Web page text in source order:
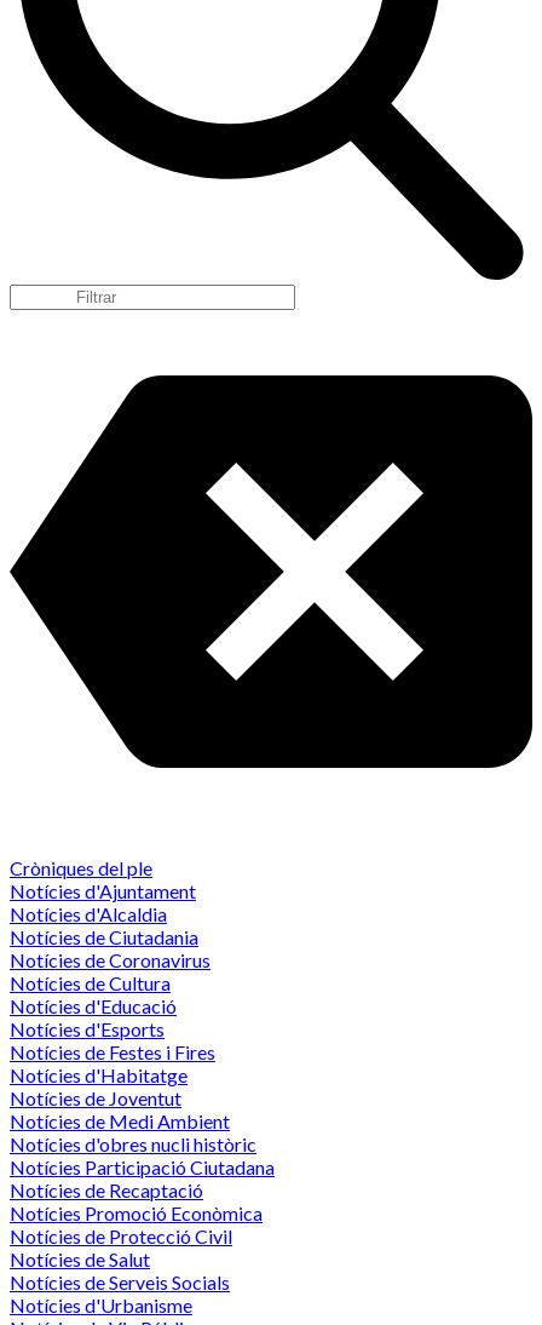
Cròniques del ple
Notícies d'Ajuntament
Notícies d'Alcaldia
Notícies de Ciutadania
Notícies de Coronavirus
Notícies de Cultura
Notícies d'Educació
Notícies d'Esports
Notícies de Festes i Fires
Notícies d'Habitatge
Notícies de Joventut
Notícies de Medi Ambient
Notícies d'obres nucli històric
Notícies Participació Ciutadana
Notícies de Recaptació
Notícies Promoció Econòmica
Notícies de Protecció Civil
Notícies de Salut
Notícies de Serveis Socials
Notícies d'Urbanisme